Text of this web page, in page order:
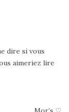
dire si vous
aimeriez lire